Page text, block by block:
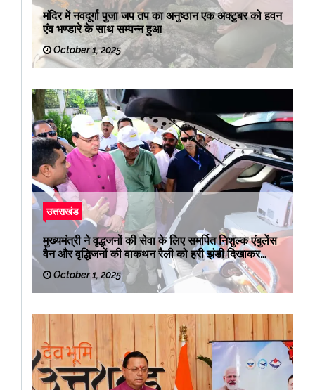
मंदिर में नवदूर्गा पुजा जप तप का अनुष्ठान एक अक्टुबर को हवन
एंव भण्डारे के साथ सम्पन्न हुआ
October 1, 2025
उत्तराखंड
मुख्यमंत्री ने वृद्धजनों की सेवा के लिए समर्पित निशुल्क एंबुलेंस
वैन और वृद्धिजनों की वाकथन रैली को हरी झंडी दिखाकर
रवाना किया
October 1, 2025